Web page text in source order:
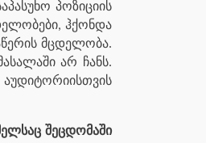
პოზიციის
ჰქონდა
მცდელობა.
არ ჩანს.
შეცდომაში